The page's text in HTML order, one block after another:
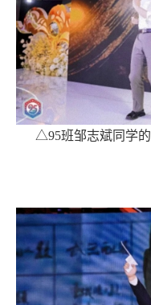
△95班邹志斌同学的